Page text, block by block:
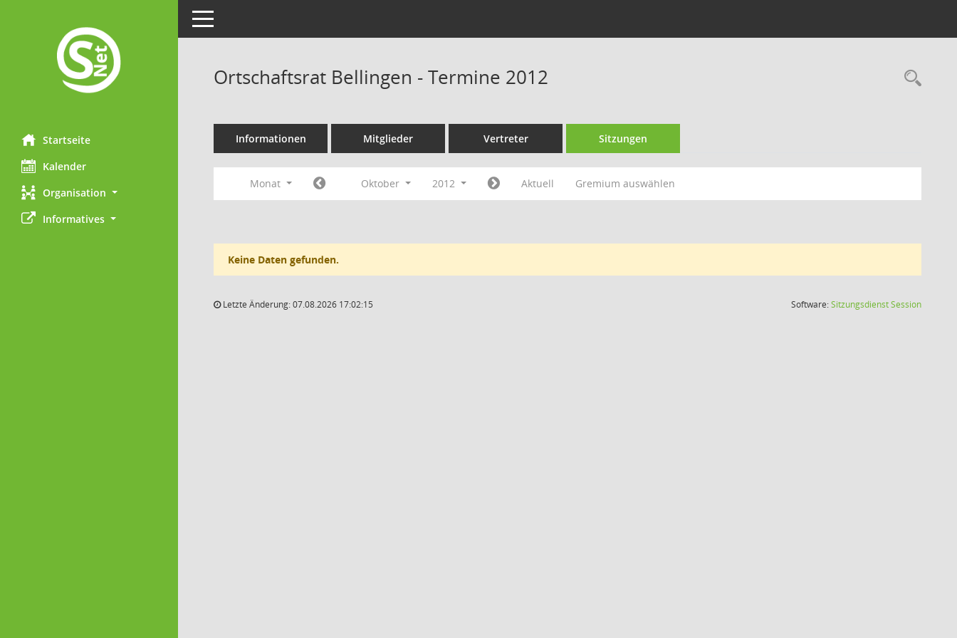
Startseite
Kalender
Organisation
Informatives
Toggle navigation
Ortschaftsrat Bellingen - Termine 2012
Informationen Mitglieder Vertreter Sitzungen
Monat Oktober 2012 Aktuell Gremium auswählen
Keine Daten gefunden.
Letzte Änderung: 07.08.2026 17:02:15 Software:SitzungsdienstSession(Wird in